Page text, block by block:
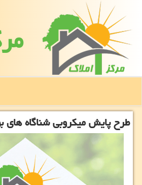
طرح پایش میكروبی شناگاه های